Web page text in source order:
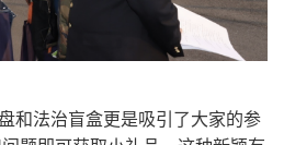
和法治盲盒更是吸引了大家的参